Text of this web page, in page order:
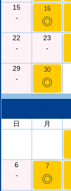
15
-
16
◎
22
-
23
-
29
-
30
◎
日
月
6
-
7
◎